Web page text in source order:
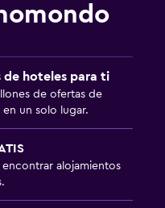
de hoteles para ti
de ofertas de
un solo lugar.
alojamientos